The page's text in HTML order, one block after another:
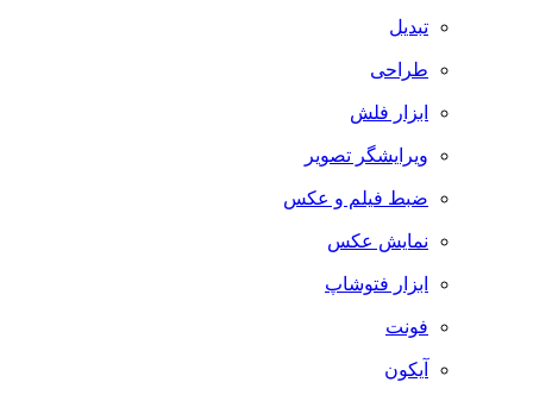
تبدیل
طراحی
ابزار فلش
ویرایشگر تصویر
ضبط فيلم و عكس
نمایش عکس
ابزار فتوشاپ
فونت
آیکون